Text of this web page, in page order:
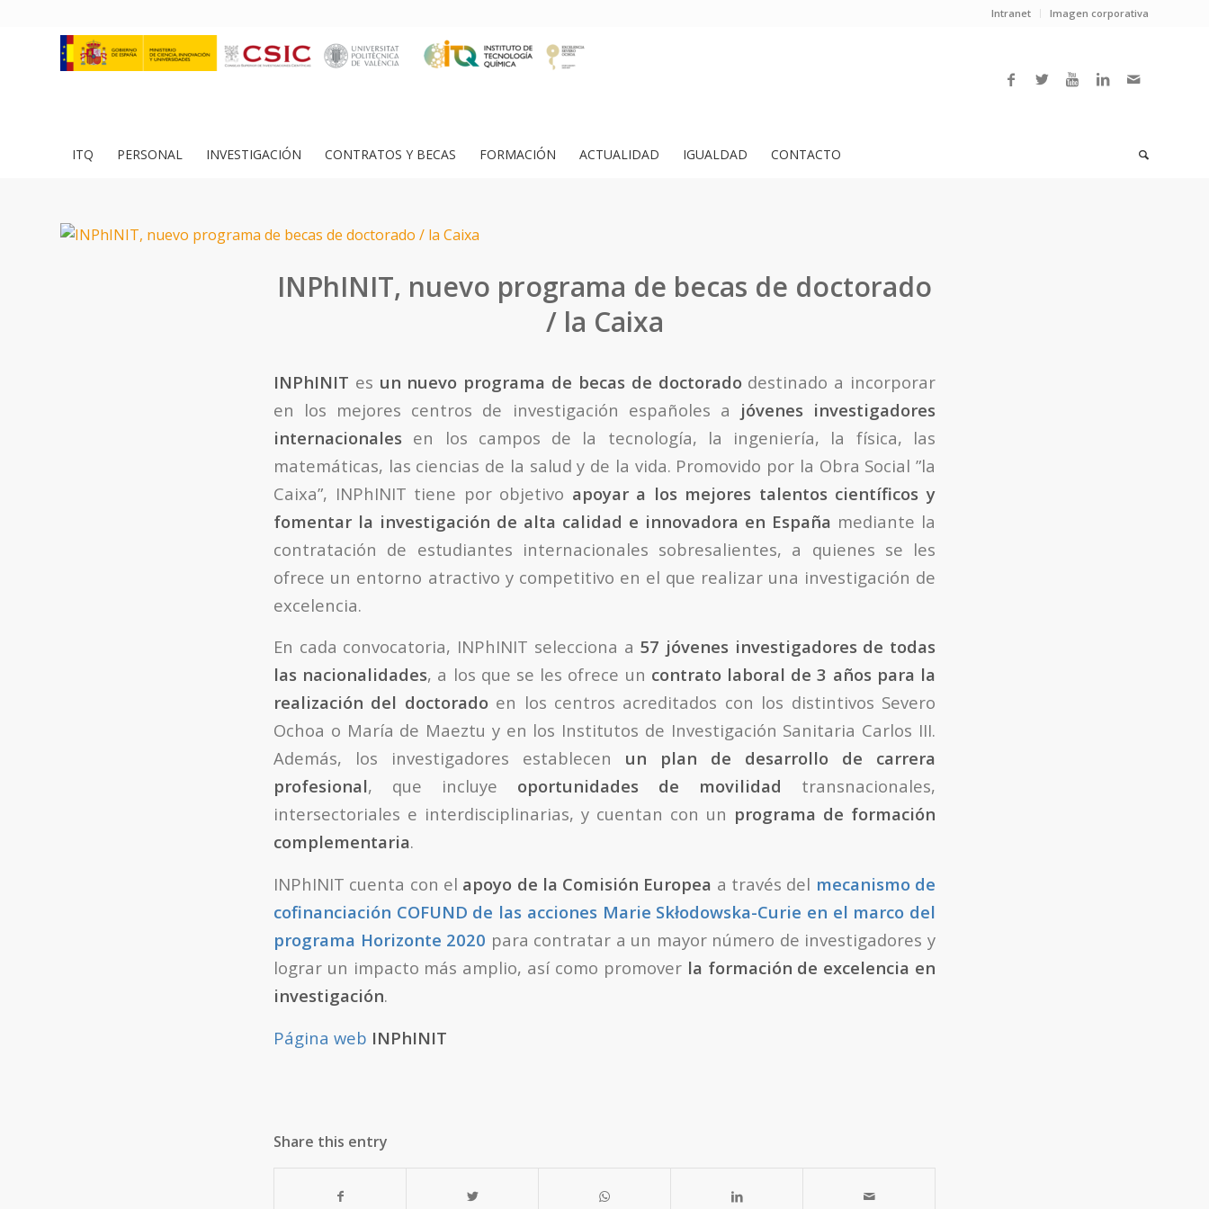
Intranet Imagen corporativa
ITQ PERSONAL INVESTIGACIÓN CONTRATOS Y BECAS FORMACIÓN ACTUALIDAD IGUALDAD CONTACTO
INPhINIT, nuevo programa de becas de doctorado
/ la Caixa
INPhINIT es un nuevo programa de becas de doctorado destinado a incorporar
en los mejores centros de investigación españoles a jóvenes investigadores
internacionales en los campos de la tecnología, la ingeniería, la física, las
matemáticas, las ciencias de la salud y de la vida. Promovido por la Obra Social ”la
Caixa”, INPhINIT tiene por objetivo apoyar a los mejores talentos científicos y
fomentar la investigación de alta calidad e innovadora en España mediante la
contratación de estudiantes internacionales sobresalientes, a quienes se les
ofrece un entorno atractivo y competitivo en el que realizar una investigación de
excelencia.
En cada convocatoria, INPhINIT selecciona a 57 jóvenes investigadores de todas
las nacionalidades, a los que se les ofrece un contrato laboral de 3 años para la
realización del doctorado en los centros acreditados con los distintivos Severo
Ochoa o María de Maeztu y en los Institutos de Investigación Sanitaria Carlos III.
Además, los investigadores establecen un plan de desarrollo de carrera
profesional, que incluye oportunidades de movilidad transnacionales,
intersectoriales e interdisciplinarias, y cuentan con un programa de formación
complementaria.
INPhINIT cuenta con el apoyo de la Comisión Europea a través del mecanismo de
cofinanciación COFUND de las acciones Marie Skłodowska-Curie en el marco del
programa Horizonte 2020 para contratar a un mayor número de investigadores y
lograr un impacto más amplio, así como promover la formación de excelencia en
investigación.
Página web INPhINIT
Share this entry